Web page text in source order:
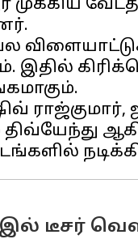
முக்கிய
இதில்
ராஜ்குமார்,
திவ்யேந்து
இல் டீசர்